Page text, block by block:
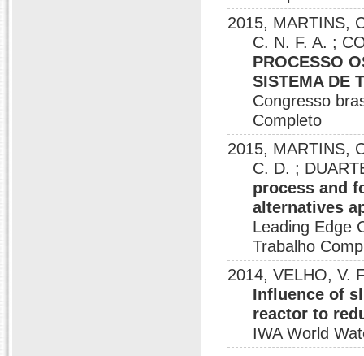
2015, MARTINS,
C. N. F. A. ;
PROCESSO
SISTEMA DE
Congresso
Completo
2015, MARTINS,
C. D. ;
process and
alternatives
Leading Edge
Trabalho
2014, VELHO, V.
Influence of
reactor to
IWA World